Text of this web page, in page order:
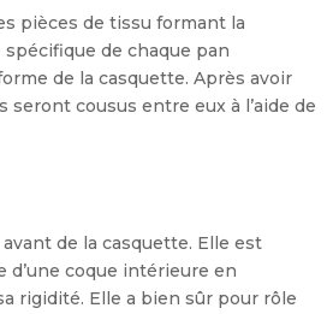
pièces de tissu formant la
de chaque pan
de la casquette. Après avoir
seront cousus entre eux à l’aide de
de la casquette. Elle est
d’une coque intérieure en
rigidité. Elle a bien sûr pour rôle